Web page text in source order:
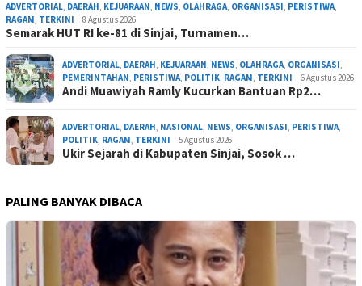
ADVERTORIAL, DAERAH, KEJUARAAN, NEWS, OLAHRAGA, ORGANISASI, PERISTIWA,
RAGAM, TERKINI 8 Agustus 2026
Semarak HUT RI ke-81 di Sinjai, Turnamen…
ADVERTORIAL, DAERAH, KEJUARAAN, NEWS, OLAHRAGA, ORGANISASI,
PEMERINTAHAN, PERISTIWA, POLITIK, RAGAM, TERKINI 6 Agustus 2026
Andi Muawiyah Ramly Kucurkan Bantuan Rp2…
ADVERTORIAL, DAERAH, NASIONAL, NEWS, ORGANISASI, PERISTIWA,
POLITIK, RAGAM, TERKINI 5 Agustus 2026
Ukir Sejarah di Kabupaten Sinjai, Sosok …
PALING BANYAK DIBACA